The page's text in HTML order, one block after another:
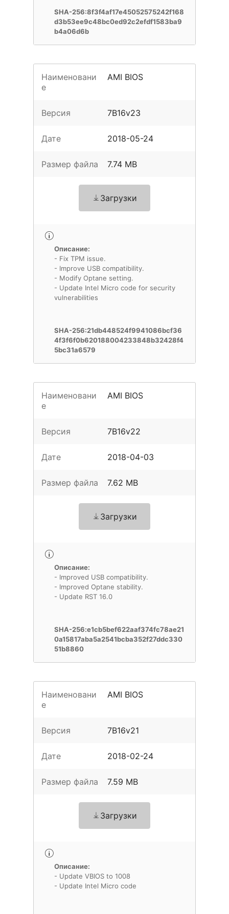
SHA-256:8f3f4af17e45052575242f168
d3b53ee9c48bc0ed92c2efdf1583ba9
b4a06d6b
Наименовани
е
AMI BIOS
Версия 7B16v23
Дате 2018-05-24
Размер файла 7.74 MB
Загрузки
Описание:
- Fix TPM issue.
- Improve USB compatibility.
- Modify Optane setting.
- Update Intel Micro code for security
vulnerabilities
SHA-256:21db448524f9941086bcf36
4f3f6f0b620188004233848b32428f4
5bc31a6579
Наименовани
е
AMI BIOS
Версия 7B16v22
Дате 2018-04-03
Размер файла 7.62 MB
Загрузки
Описание:
- Improved USB compatibility.
- Improved Optane stability.
- Update RST 16.0
SHA-256:e1cb5bef622aaf374fc78ae21
0a15817aba5a2541bcba352f27ddc330
51b8860
Наименовани
е
AMI BIOS
Версия 7B16v21
Дате 2018-02-24
Размер файла 7.59 MB
Загрузки
Описание:
- Update VBIOS to 1008
- Update Intel Micro code